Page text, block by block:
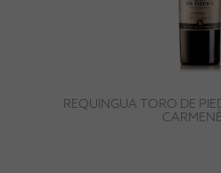
REQUINGUA TORO DE